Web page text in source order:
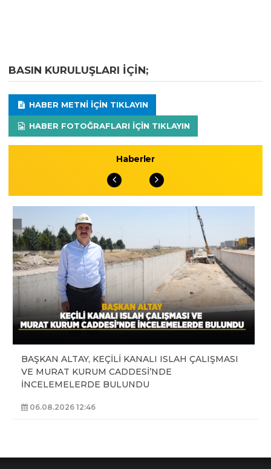
BASIN KURULUŞLARI IÇIN;
HABER METNI IÇIN TIKLAYIN
HABER FOTOĞRAFLARI IÇIN TIKLAYIN
Haberler
BAŞKAN ALTAY, KEÇİLİ KANALI ISLAH ÇALIŞMASI
VE MURAT KURUM CADDESİ’NDE
İNCELEMELERDE BULUNDU
06.08.2026 12:46